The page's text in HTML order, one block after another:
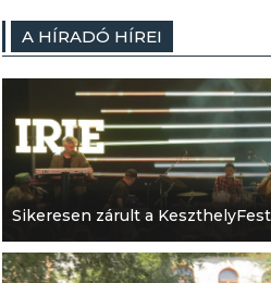
A HÍRADÓ HÍREI
Sikeresen zárult a KeszthelyFest